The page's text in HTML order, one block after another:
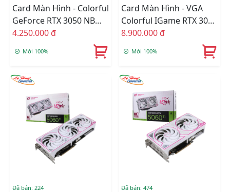
Card Màn Hình - Colorful
GeForce RTX 3050 NB
DUO 6GB-V
4.250.000 đ
Mới 100%
Card Màn Hình - VGA
Colorful IGame RTX 3060
Ultra W OC 12G L-V
8.900.000 đ
Mới 100%
Đã bán: 224 Đã bán: 474